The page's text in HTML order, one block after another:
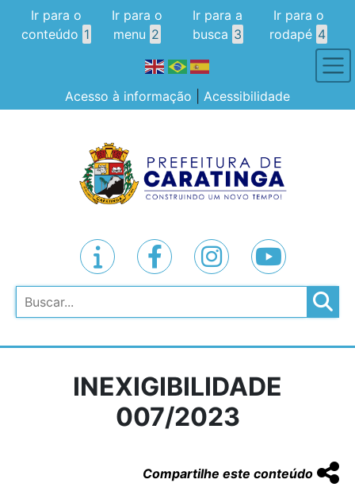
Ir para o
conteúdo 1
Ir para o
menu 2
Ir para a
busca 3
Ir para o
rodapé 4
Acesso à informação Acessibilidade
Pesquisar
INEXIGIBILIDADE
007/2023
Compartilhe este conteúdo